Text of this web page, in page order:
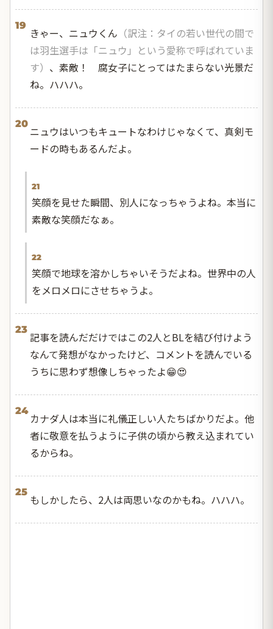
19
きゃー、ニュウくん （訳注：タイの若い世代の間で
は羽生選手は「ニュウ」という愛称で呼ばれていま
す） 、素敵！ 腐女子にとってはたまらない光景だ
ね。ハハハ。
20
ニュウはいつもキュートなわけじゃなくて、真剣モ
ードの時もあるんだよ。
21
笑顔を見せた瞬間、別人になっちゃうよね。本当に
素敵な笑顔だなぁ。
22
笑顔で地球を溶かしちゃいそうだよね。世界中の人
をメロメロにさせちゃうよ。
23
記事を読んだだけではこの2人とBLを結び付けよう
なんて発想がなかったけど、コメントを読んでいる
うちに思わず想像しちゃったよ😁😍
24
カナダ人は本当に礼儀正しい人たちばかりだよ。他
者に敬意を払うように子供の頃から教え込まれてい
るからね。
25
もしかしたら、2人は両思いなのかもね。ハハハ。